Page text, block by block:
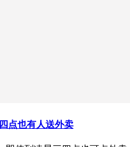
点也有人送外卖